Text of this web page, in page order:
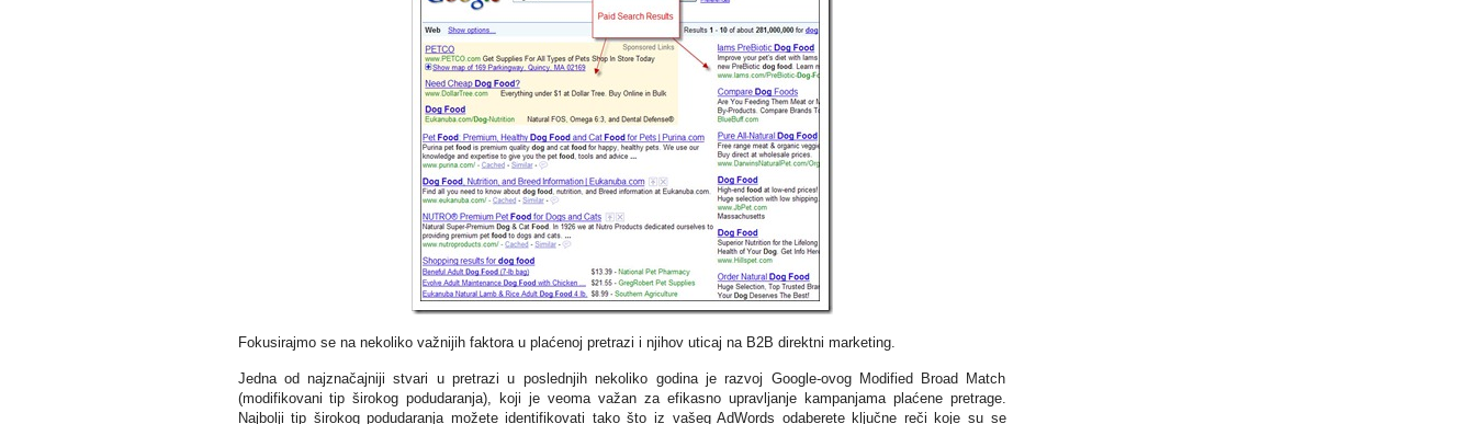
Fokusirajmo se na nekoliko važnijih faktora u plaćenoj pretrazi i njihov uticaj na B2B direktni marketing.
Jedna od najznačajniji stvari u pretrazi u poslednjih nekoliko godina je razvoj Google-ovog Modified Broad Match
(modifikovani tip širokog podudaranja), koji je veoma važan za efikasno upravljanje kampanjama plaćene pretrage.
Najbolji tip širokog podudaranja možete identifikovati tako što iz vašeg AdWords odaberete ključne reči koje su se